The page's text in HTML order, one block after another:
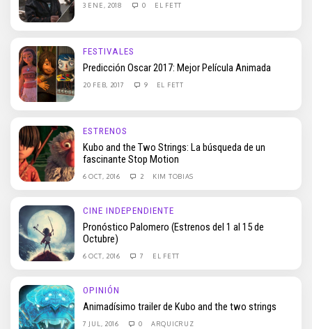
3 ENE, 2018 0 EL FETT
FESTIVALES
Predicción Oscar 2017: Mejor Película Animada
20 FEB, 2017 9 EL FETT
ESTRENOS
Kubo and the Two Strings: La búsqueda de un
fascinante Stop Motion
6 OCT, 2016 2 KIM TOBIAS
CINE INDEPENDIENTE
Pronóstico Palomero (Estrenos del 1 al 15 de
Octubre)
6 OCT, 2016 7 EL FETT
OPINIÓN
Animadísimo trailer de Kubo and the two strings
7 JUL, 2016 0 ARQUICRUZ